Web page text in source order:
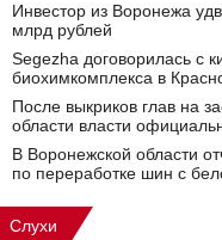
Инвестор из Воронежа
млрд рублей
Segezha договорилась с
биохимкомплекса в
После выкриков глав на
области власти
В Воронежской области
по переработке шин с
Слухи